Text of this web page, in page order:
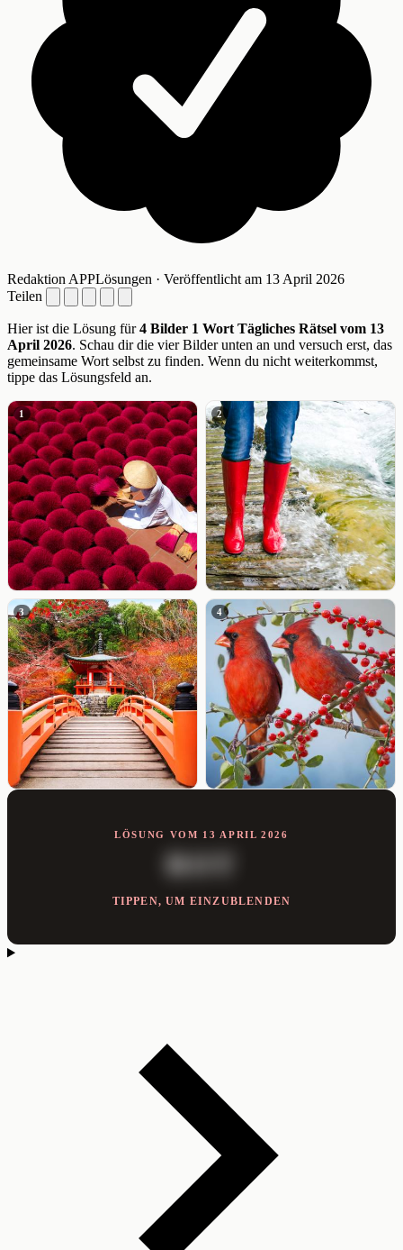
Redaktion APPLösungen · Veröffentlicht am 13 April 2026
Teilen
Hier ist die Lösung für4 Bilder 1 Wort Tägliches Rätsel vom 13
April 2026. Schau dir die vier Bilder unten an und versuch erst, das
gemeinsame Wort selbst zu finden. Wenn du nicht weiterkommst,
tippe das Lösungsfeld an.
1 2
3 4
LÖSUNG VOM 13 APRIL 2026
ROT
TIPPEN, UM EINZUBLENDEN